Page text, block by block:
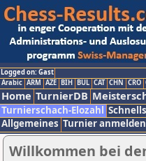
Logged on: Gast
Arabic ARM AZE BIH BUL CAT CHN CRO
Home TurnierDB
Turnierschach-Elozahl
Allgemeines Turnier
Willkommen bei